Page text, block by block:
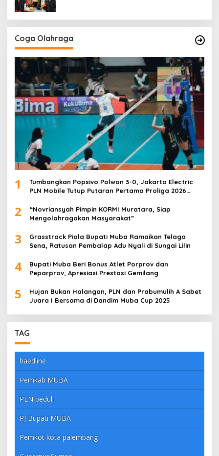
Coga Olahraga
1
Tumbangkan Popsivo Polwan 3-0, Jakarta Electric
PLN Mobile Tutup Putaran Pertama Proliga 2026
2
“Novriansyah Pimpin KORMI Muratara, Siap
Mengolahragakan Masyarakat”
3
Grasstrack Piala Bupati Muba Ramaikan Telaga
Sena, Ratusan Pembalap Adu Nyali di Sungai Lilin
4
Bupati Muba Beri Bonus Atlet Porprov dan
Peparprov, Apresiasi Prestasi Gemilang
5
Hujan Bukan Halangan, PLN dan Prabumulih A Sabet
Juara I Bersama di Dandim Muba Cup 2025
TAG
haedline
Pemkab MUBA
PLN peduli
PJ Bupati MUBA
Pemkot kota palembang